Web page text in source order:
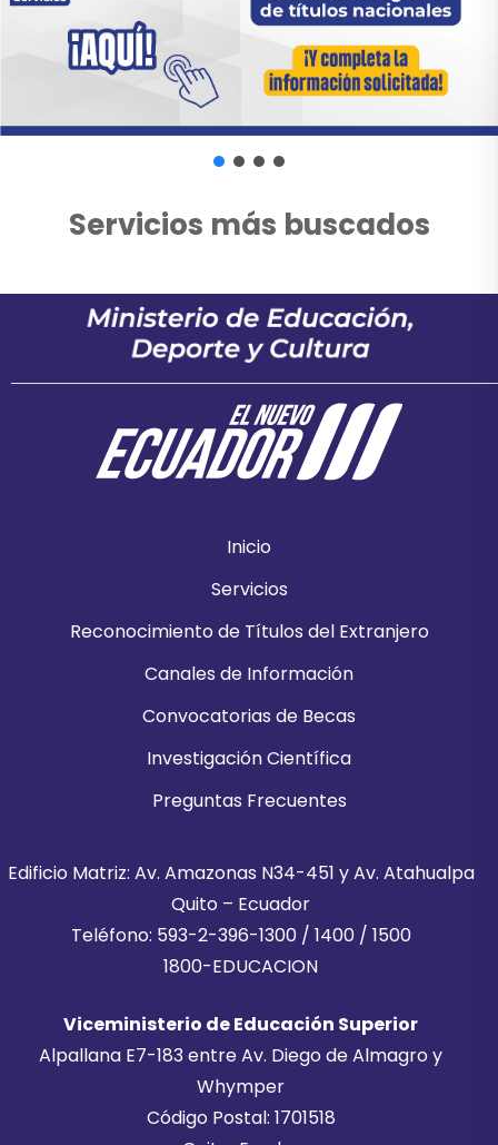
Servicios más buscados
Inicio
Servicios
Reconocimiento de Títulos del Extranjero
Canales de Información
Convocatorias de Becas
Investigación Científica
Preguntas Frecuentes
Edificio Matriz: Av. Amazonas N34-451 y Av. Atahualpa
Quito – Ecuador
Teléfono: 593-2-396-1300 / 1400 / 1500
1800-EDUCACION
Viceministerio de Educación Superior
Alpallana E7-183 entre Av. Diego de Almagro y
Whymper
Código Postal: 1701518